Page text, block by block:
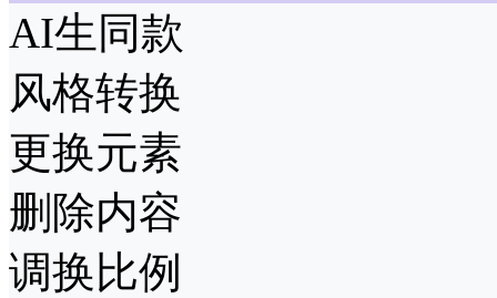
AI生同款
风格转换
更换元素
删除内容
调换比例